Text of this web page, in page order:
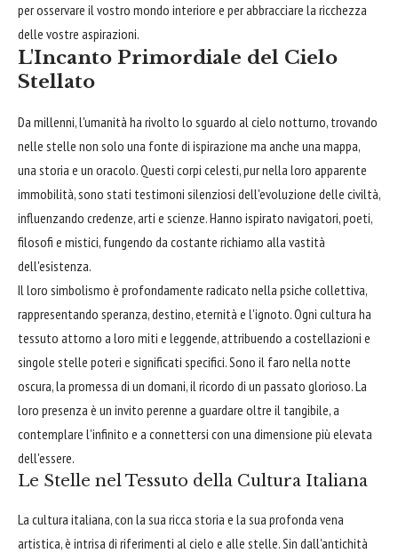
per osservare il vostro mondo interiore e per abbracciare la ricchezza
delle vostre aspirazioni.
L'Incanto Primordiale del Cielo
Stellato
Da millenni, l'umanità ha rivolto lo sguardo al cielo notturno, trovando
nelle stelle non solo una fonte di ispirazione ma anche una mappa,
una storia e un oracolo. Questi corpi celesti, pur nella loro apparente
immobilità, sono stati testimoni silenziosi dell'evoluzione delle civiltà,
influenzando credenze, arti e scienze. Hanno ispirato navigatori, poeti,
filosofi e mistici, fungendo da costante richiamo alla vastità
dell'esistenza.
Il loro simbolismo è profondamente radicato nella psiche collettiva,
rappresentando speranza, destino, eternità e l'ignoto. Ogni cultura ha
tessuto attorno a loro miti e leggende, attribuendo a costellazioni e
singole stelle poteri e significati specifici. Sono il faro nella notte
oscura, la promessa di un domani, il ricordo di un passato glorioso. La
loro presenza è un invito perenne a guardare oltre il tangibile, a
contemplare l'infinito e a connettersi con una dimensione più elevata
dell'essere.
Le Stelle nel Tessuto della Cultura Italiana
La cultura italiana, con la sua ricca storia e la sua profonda vena
artistica, è intrisa di riferimenti al cielo e alle stelle. Sin dall'antichità